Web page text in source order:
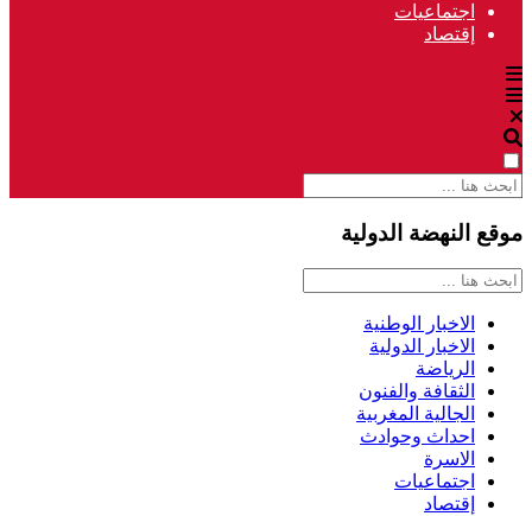
اجتماعيات
إقتصاد
موقع النهضة الدولية
الاخبار الوطنية
الاخبار الدولية
الرياضة
الثقافة والفنون
الجالية المغربية
احداث وحوادث
الاسرة
اجتماعيات
إقتصاد